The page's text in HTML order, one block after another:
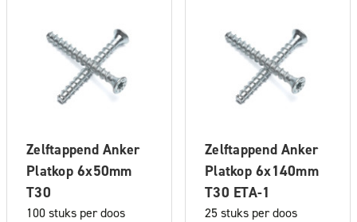
Zelftappend Anker
Platkop 6x50mm
T30
100 stuks per doos
Zelftappend Anker
Platkop 6x140mm
T30 ETA-1
25 stuks per doos